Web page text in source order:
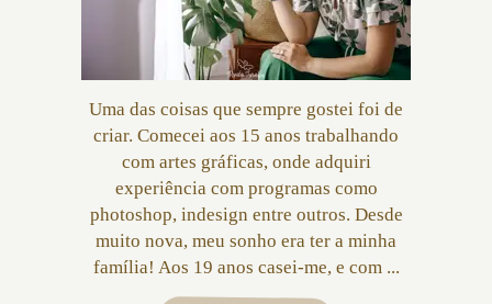
Uma das coisas que sempre gostei foi de
criar. Comecei aos 15 anos trabalhando
com artes gráficas, onde adquiri
experiência com programas como
photoshop, indesign entre outros. Desde
muito nova, meu sonho era ter a minha
família! Aos 19 anos casei-me, e com ...